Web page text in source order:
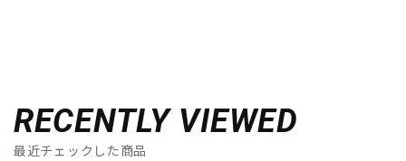
RECENTLY VIEWED
最近チェックした商品